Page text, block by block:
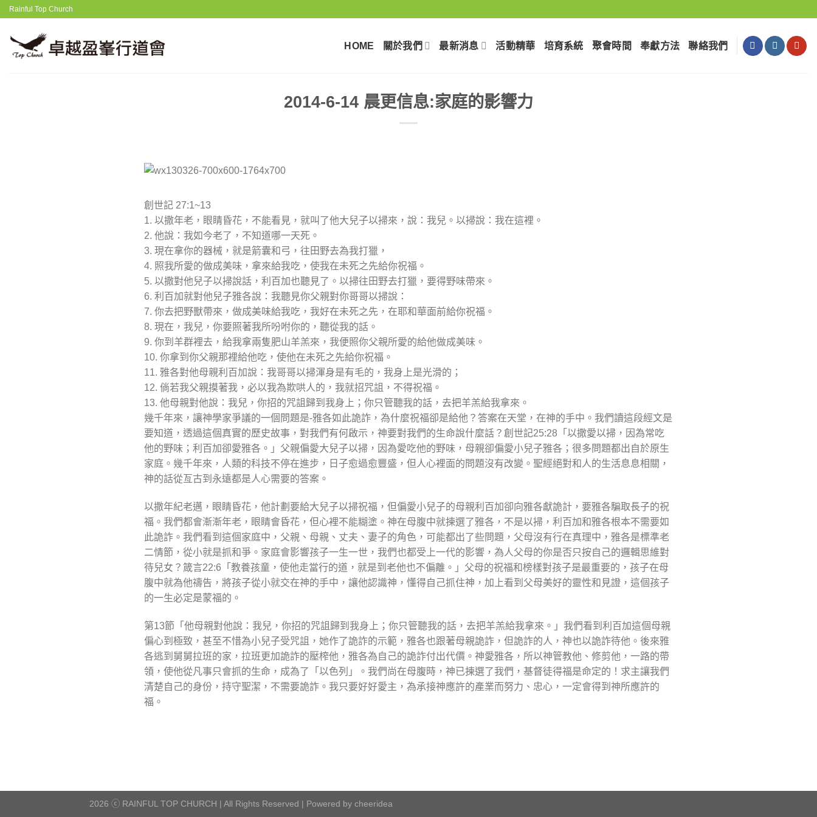
Skip
content
Rainful Top Church
HOME 關於我們 最新消息 活動精華 培育系統 聚會時間 奉獻⽅法 聯絡我們
2014-6-14 晨更信息:家庭的影響力
創世記 27:1~13
1. 以撒年老，眼睛昏花，不能看見，就叫了他大兒子以掃來，說：我兒。以掃說：我在這裡。
2. 他說：我如今老了，不知道哪一天死。
3. 現在拿你的器械，就是箭囊和弓，往田野去為我打獵，
4. 照我所愛的做成美味，拿來給我吃，使我在未死之先給你祝福。
5. 以撒對他兒子以掃說話，利百加也聽見了。以掃往田野去打獵，要得野味帶來。
6. 利百加就對他兒子雅各說：我聽見你父親對你哥哥以掃說：
7. 你去把野獸帶來，做成美味給我吃，我好在未死之先，在耶和華面前給你祝福。
8. 現在，我兒，你要照著我所吩咐你的，聽從我的話。
9. 你到羊群裡去，給我拿兩隻肥山羊羔來，我便照你父親所愛的給他做成美味。
10. 你拿到你父親那裡給他吃，使他在未死之先給你祝福。
11. 雅各對他母親利百加說：我哥哥以掃渾身是有毛的，我身上是光滑的；
12. 倘若我父親摸著我，必以我為欺哄人的，我就招咒詛，不得祝福。
13. 他母親對他說：我兒，你招的咒詛歸到我身上；你只管聽我的話，去把羊羔給我拿來。
幾千年來，讓神學家爭議的一個問題是-雅各如此詭詐，為什麼祝福卻是給他？答案在天堂，在神的手中。我們讀這段經文是
要知道，透過這個真實的歷史故事，對我們有何啟示，神要對我們的生命說什麼話？創世記25:28「以撒愛以掃，因為常吃
他的野味；利百加卻愛雅各。」父親偏愛大兒子以掃，因為愛吃他的野味，母親卻偏愛小兒子雅各；很多問題都出自於原生
家庭。幾千年來，人類的科技不停在進步，日子愈過愈豐盛，但人心裡面的問題沒有改變。聖經絕對和人的生活息息相關，
神的話從亙古到永遠都是人心需要的答案。
以撒年紀老邁，眼睛昏花，他計劃要給大兒子以掃祝福，但偏愛小兒子的母親利百加卻向雅各獻詭計，要雅各騙取長子的祝
福。我們都會漸漸年老，眼睛會昏花，但心裡不能糊塗。神在母腹中就揀選了雅各，不是以掃，利百加和雅各根本不需要如
此詭詐。我們看到這個家庭中，父親、母親、丈夫、妻子的角色，可能都出了些問題，父母沒有行在真理中，雅各是標準老
二情節，從小就是抓和爭。家庭會影響孩子一生一世，我們也都受上一代的影響，為人父母的你是否只按自己的邏輯思維對
待兒女？箴言22:6「教養孩童，使他走當行的道，就是到老他也不偏離。」父母的祝福和榜樣對孩子是最重要的，孩子在母
腹中就為他禱告，將孩子從小就交在神的手中，讓他認識神，懂得自己抓住神，加上看到父母美好的靈性和見證，這個孩子
的一生必定是蒙福的。
第13節「他母親對他說：我兒，你招的咒詛歸到我身上；你只管聽我的話，去把羊羔給我拿來。」我們看到利百加這個母親
偏心到極致，甚至不惜為小兒子受咒詛，她作了詭詐的示範，雅各也跟著母親詭詐，但詭詐的人，神也以詭詐待他。後來雅
各逃到舅舅拉班的家，拉班更加詭詐的壓榨他，雅各為自己的詭詐付出代價。神愛雅各，所以神管教他、修剪他，一路的帶
領，使他從凡事只會抓的生命，成為了「以色列」。我們尚在母腹時，神已揀選了我們，基督徒得福是命定的！求主讓我們
清楚自己的身份，持守聖潔，不需要詭詐。我只要好好愛主，為承接神應許的產業而努力、忠心，一定會得到神所應許的
福。
2026 ⓒ RAINFUL TOP CHURCH | All Rights Reserved | Powered by cheeridea